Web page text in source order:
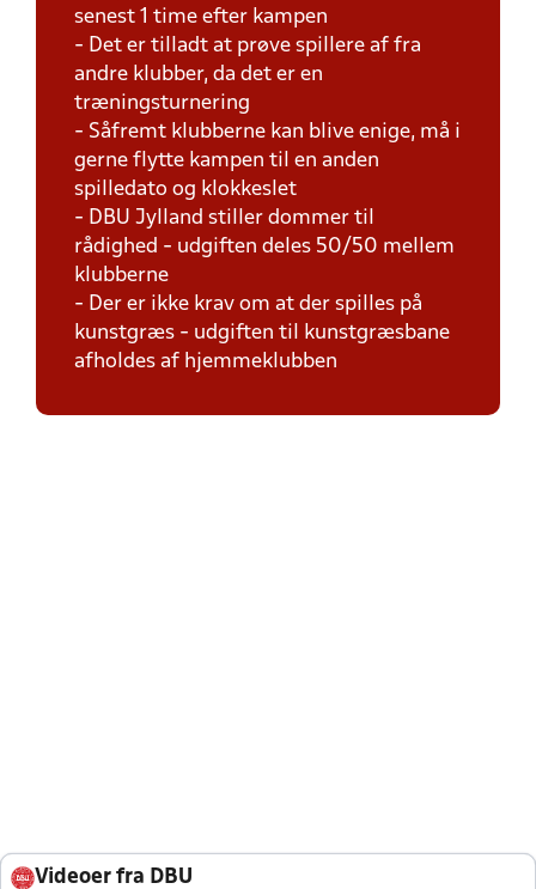
senest 1 time efter kampen
- Det er tilladt at prøve spillere af fra
andre klubber, da det er en
træningsturnering
- Såfremt klubberne kan blive enige, må i
gerne flytte kampen til en anden
spilledato og klokkeslet
- DBU Jylland stiller dommer til
rådighed - udgiften deles 50/50 mellem
klubberne
- Der er ikke krav om at der spilles på
kunstgræs - udgiften til kunstgræsbane
afholdes af hjemmeklubben
Videoer fra DBU